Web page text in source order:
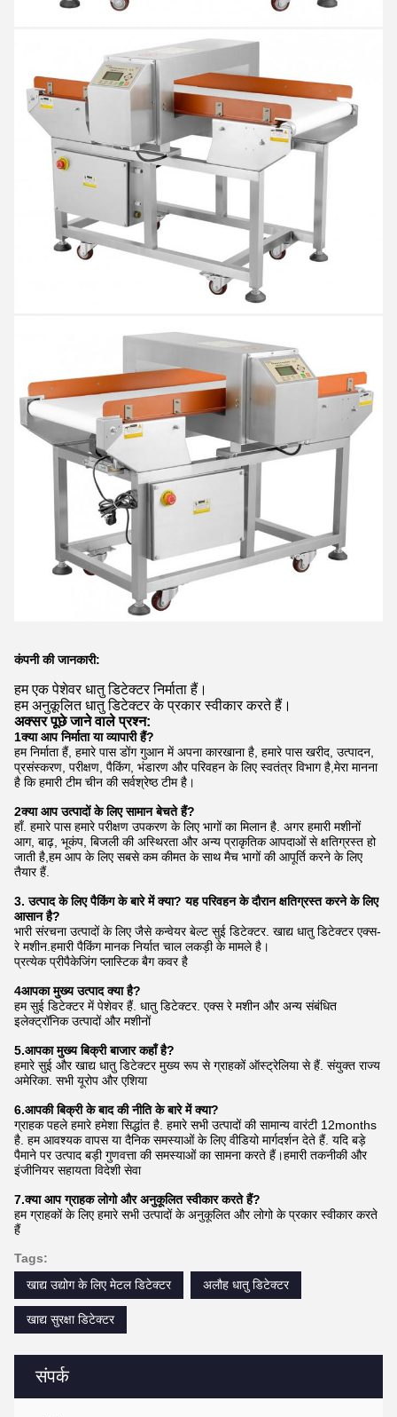
संपर्क
कंपनी की जानकारी:
हम एक पेशेवर धातु डिटेक्टर निर्माता हैं।
हम अनुकूलित धातु डिटेक्टर के प्रकार स्वीकार करते हैं।
अक्सर पूछे जाने वाले प्रश्न:
1क्या आप निर्माता या व्यापारी हैं?
हम निर्माता हैं, हमारे पास डोंग गुआन में अपना कारखाना है, हमारे पास खरीद, उत्पादन,
प्रसंस्करण, परीक्षण, पैकिंग, भंडारण और परिवहन के लिए स्वतंत्र विभाग है,मेरा मानना
है कि हमारी टीम चीन की सर्वश्रेष्ठ टीम है।
2क्या आप उत्पादों के लिए सामान बेचते हैं?
हाँ. हमारे पास हमारे परीक्षण उपकरण के लिए भागों का मिलान है. अगर हमारी मशीनों
आग, बाढ़, भूकंप, बिजली की अस्थिरता और अन्य प्राकृतिक आपदाओं से क्षतिग्रस्त हो
जाती है,हम आप के लिए सबसे कम कीमत के साथ मैच भागों की आपूर्ति करने के लिए
तैयार हैं.
3. उत्पाद के लिए पैकिंग के बारे में क्या? यह परिवहन के दौरान क्षतिग्रस्त करने के लिए
आसान है?
भारी संरचना उत्पादों के लिए जैसे कन्वेयर बेल्ट सुई डिटेक्टर. खाद्य धातु डिटेक्टर एक्स-
रे मशीन.हमारी पैकिंग मानक निर्यात चाल लकड़ी के मामले है।
प्रत्येक प्रीपैकेजिंग प्लास्टिक बैग कवर है
4आपका मुख्य उत्पाद क्या है?
हम सुई डिटेक्टर में पेशेवर हैं. धातु डिटेक्टर. एक्स रे मशीन और अन्य संबंधित
इलेक्ट्रॉनिक उत्पादों और मशीनों
5.आपका मुख्य बिक्री बाजार कहाँ है?
हमारे सुई और खाद्य धातु डिटेक्टर मुख्य रूप से ग्राहकों ऑस्ट्रेलिया से हैं. संयुक्त राज्य
अमेरिका. सभी यूरोप और एशिया
6.आपकी बिक्री के बाद की नीति के बारे में क्या?
ग्राहक पहले हमारे हमेशा सिद्धांत है. हमारे सभी उत्पादों की सामान्य वारंटी 12months
है. हम आवश्यक वापस या दैनिक समस्याओं के लिए वीडियो मार्गदर्शन देते हैं. यदि बड़े
पैमाने पर उत्पाद बड़ी गुणवत्ता की समस्याओं का सामना करते हैं।हमारी तकनीकी और
इंजीनियर सहायता विदेशी सेवा
7.क्या आप ग्राहक लोगो और अनुकूलित स्वीकार करते हैं?
हम ग्राहकों के लिए हमारे सभी उत्पादों के अनुकूलित और लोगो के प्रकार स्वीकार करते
हैं
Tags:
खाद्य उद्योग के लिए मेटल डिटेक्टर
अलौह धातु डिटेक्टर
खाद्य सुरक्षा डिटेक्टर